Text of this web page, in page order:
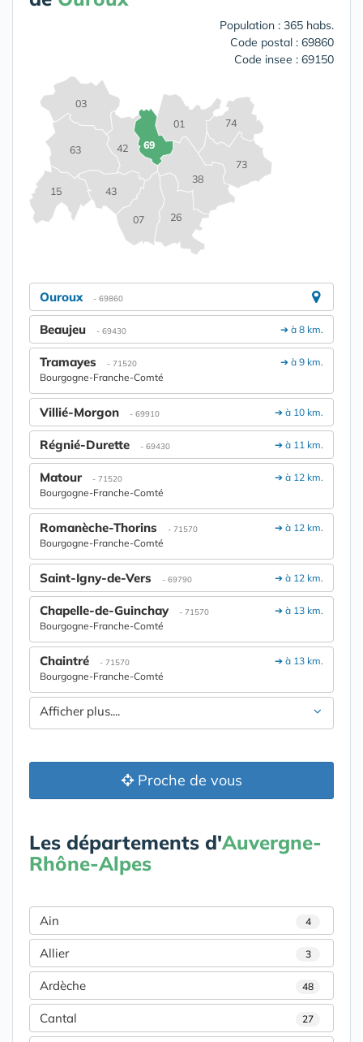
Population : 365 habs.
Code postal : 69860
Code insee : 69150
01
03
07
15
26
38
42
43
63
69
73
74
Ouroux - 69860
➔ à 8 km.
Beaujeu - 69430
➔ à 9 km.
Tramayes - 71520
Bourgogne-Franche-Comté
➔ à 10 km.
Villié-Morgon - 69910
➔ à 11 km.
Régnié-Durette - 69430
➔ à 12 km.
Matour - 71520
Bourgogne-Franche-Comté
➔ à 12 km.
Romanèche-Thorins - 71570
Bourgogne-Franche-Comté
➔ à 12 km.
Saint-Igny-de-Vers - 69790
➔ à 13 km.
Chapelle-de-Guinchay - 71570
Bourgogne-Franche-Comté
➔ à 13 km.
Chaintré - 71570
Bourgogne-Franche-Comté
Afficher plus....
Proche de vous
Les départements d'Auvergne-
Rhône-Alpes
Ain 4
Allier 3
Ardèche 48
Cantal 27